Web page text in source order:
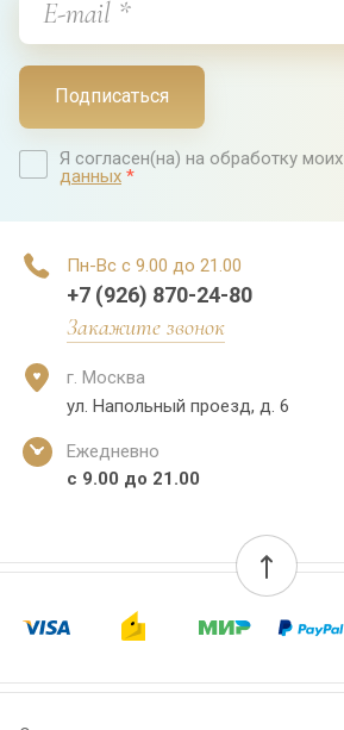
Я согласен(на) на обработку моих
данных *
Подписаться
Пн-Вс с 9.00 до 21.00
+7 (926) 870-24-80
Закажите звонок
г. Москва
ул. Напольный проезд, д. 6
Ежедневно
с 9.00 до 21.00